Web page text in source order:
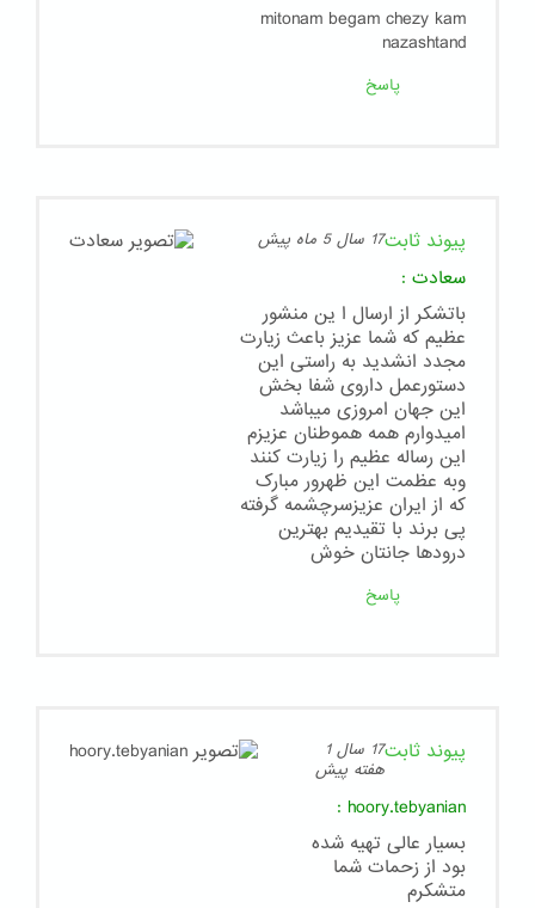
mitonam begam chezy kam
nazashtand
پاسخ
پیوند ثابت17 سال 5 ماه پیش
سعادت :
باتشکر از ارسال ا ین منشور
عظیم که شما عزیز باعث زیارت
مجدد انشدید به راستی این
دستورعمل داروی شفا بخش
این جهان امروزی میباشد
امیدوارم همه هموطنان عزیزم
این رساله عظیم را زیارت کنند
وبه عظمت این ظهرور مبارک
که از ایران عزیزسرچشمه گرفته
پی برند با تقیدیم بهترین
درودها جانتان خوش
پاسخ
پیوند ثابت
17 سال 1
هفته پیش
hoory.tebyanian
:
بسیار عالی تهیه شده
بود از زحمات شما
متشکرم